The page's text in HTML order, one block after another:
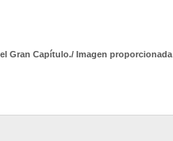
Gran Capítulo./ Imagen proporcionada